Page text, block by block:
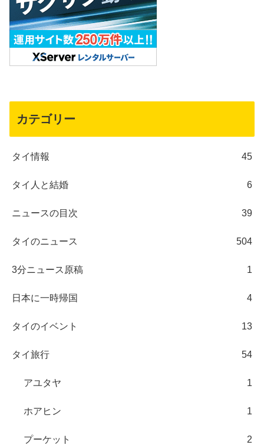
カテゴリー
タイ情報 45
タイ人と結婚 6
ニュースの目次 39
タイのニュース 504
3分ニュース原稿 1
日本に一時帰国 4
タイのイベント 13
タイ旅行 54
アユタヤ 1
ホアヒン 1
プーケット 2